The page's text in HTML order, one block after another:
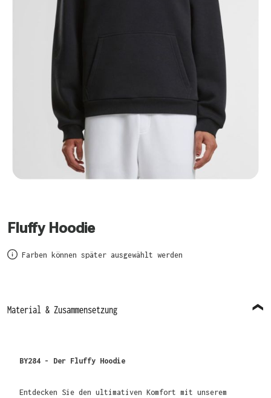
Fluffy Hoodie
Farben können später ausgewählt werden
Material & Zusammensetzung
BY284 - Der Fluffy Hoodie
Entdecken Sie den ultimativen Komfort mit unserem